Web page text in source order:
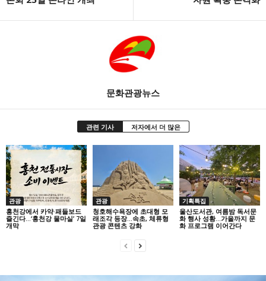
문화관광뉴스
관련 기사 저자에서 더 많은
관광
홍천강에서 카약·패들보드
즐긴다…‘홍천강 물마실’ 7일
개막
관광
청호해수욕장에 초대형 모
래조각 등장…속초, 체류형
관광 콘텐츠 강화
기획특집
울산도서관, 여름밤 독서문
화 행사 성황…가을까지 문
화 프로그램 이어간다